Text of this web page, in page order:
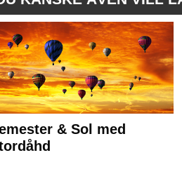
& Sol med